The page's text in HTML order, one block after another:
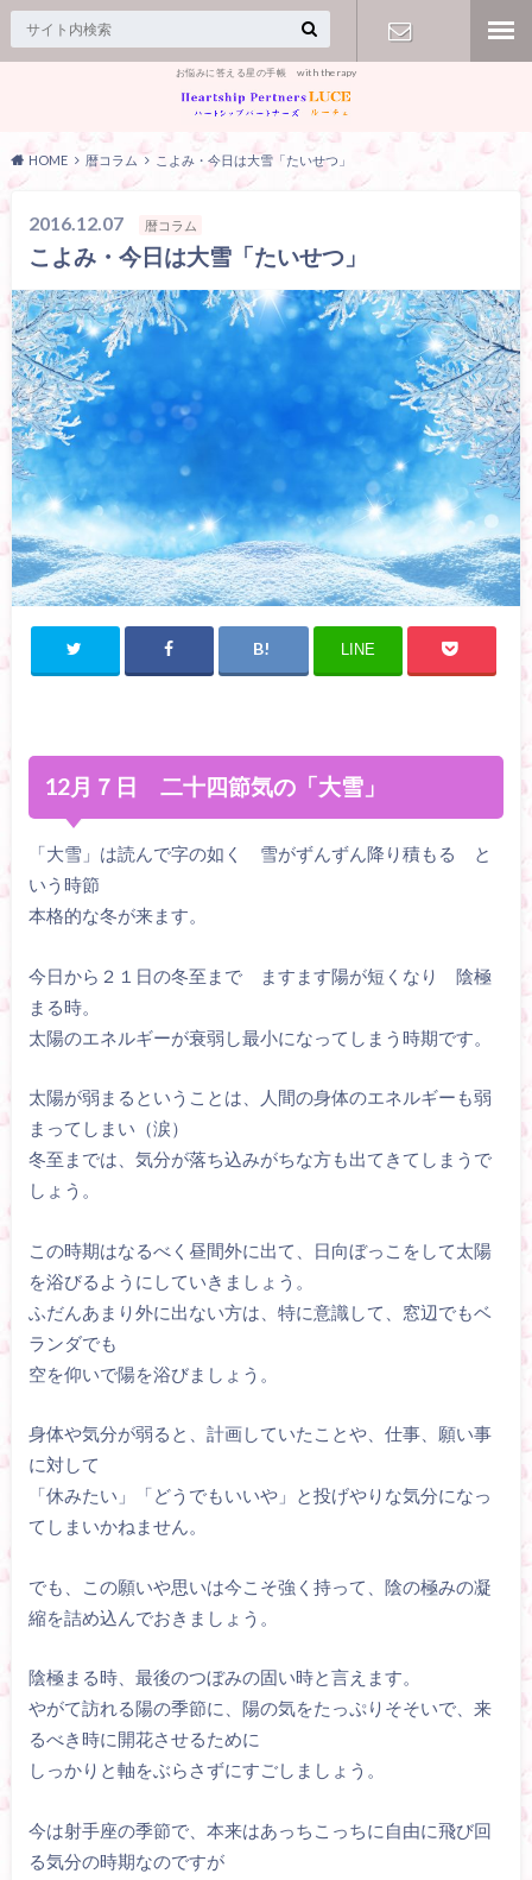
お悩みに答える星の手帳 with therapy
せ】
HOME 暦コラム こよみ・今日は大雪「たいせつ」
2016.12.07 暦コラム
こよみ・今日は大雪「たいせつ」
LINE
12月７日 二十四節気の「大雪」
「大雪」は読んで字の如く 雪がずんずん降り積もる と
いう時節
本格的な冬が来ます。
今日から２１日の冬至まで ますます陽が短くなり 陰極
まる時。
太陽のエネルギーが衰弱し最小になってしまう時期です。
太陽が弱まるということは、人間の身体のエネルギーも弱
まってしまい（涙）
冬至までは、気分が落ち込みがちな方も出てきてしまうで
しょう。
この時期はなるべく昼間外に出て、日向ぼっこをして太陽
を浴びるようにしていきましょう。
ふだんあまり外に出ない方は、特に意識して、窓辺でもベ
ランダでも
空を仰いで陽を浴びましょう。
身体や気分が弱ると、計画していたことや、仕事、願い事
に対して
「休みたい」「どうでもいいや」と投げやりな気分になっ
てしまいかねません。
でも、この願いや思いは今こそ強く持って、陰の極みの凝
縮を詰め込んでおきましょう。
陰極まる時、最後のつぼみの固い時と言えます。
やがて訪れる陽の季節に、陽の気をたっぷりそそいで、来
るべき時に開花させるために
しっかりと軸をぶらさずにすごしましょう。
今は射手座の季節で、本来はあっちこっちに自由に飛び回
る気分の時期なのですが